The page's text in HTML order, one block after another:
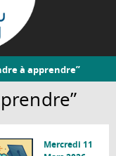
à apprendre”
Mercredi 11